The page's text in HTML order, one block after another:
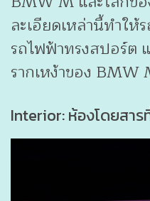
ละเอียดเหล่านี้ทำให้
รถไฟฟ้าทรงสปอร์ต
รากเหง้าของ
Interior: ห้องโดยสา